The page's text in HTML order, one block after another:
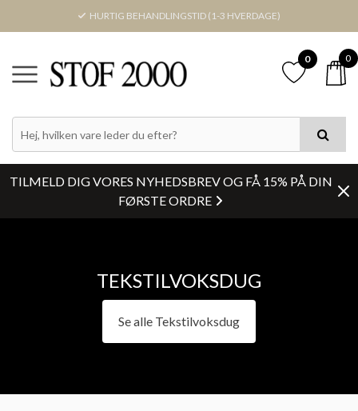
HURTIG BEHANDLINGSTID (1-3 HVERDAGE)
0 0
TILMELD DIG VORES NYHEDSBREV OG FÅ 15% PÅ DIN
FØRSTE ORDRE
TEKSTILVOKSDUG
Se alle Tekstilvoksdug
PRIS
FARVE
Nulstil